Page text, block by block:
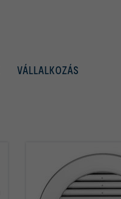
VÁLLALKOZÁS